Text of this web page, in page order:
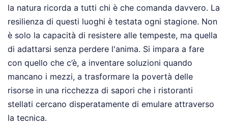
la natura ricorda a tutti chi è che comanda davvero. La
resilienza di questi luoghi è testata ogni stagione. Non
è solo la capacità di resistere alle tempeste, ma quella
di adattarsi senza perdere l'anima. Si impara a fare
con quello che c’è, a inventare soluzioni quando
mancano i mezzi, a trasformare la povertà delle
risorse in una ricchezza di sapori che i ristoranti
stellati cercano disperatamente di emulare attraverso
la tecnica.